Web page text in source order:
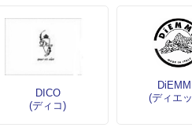
DICO
(ディコ)
(ディエ